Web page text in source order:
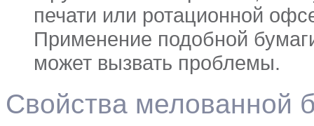
печати или ротационной
Применение подобной
может вызвать проблемы.
Свойства мелованной